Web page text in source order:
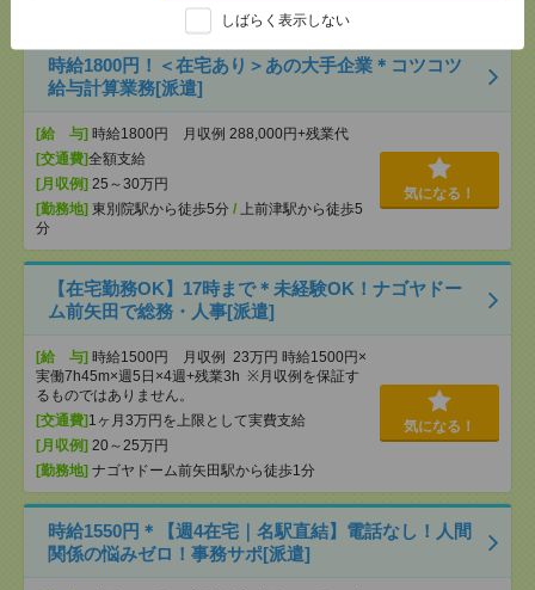
しばらく表示しない
高岳駅 /
時給1800円！＜在宅あり＞あの大手企業＊コツコツ
給与計算業務[派遣]
[給 与] 時給1800円 月収例 288,000円+残業代
[交通費]全額支給
[月収例] 25～30万円
[勤務地] 東別院駅から徒歩5分 / 上前津駅から徒歩5
分
気になる！
【在宅勤務OK】17時まで＊未経験OK！ナゴヤドー
ム前矢田で総務・人事[派遣]
[給 与] 時給1500円 月収例 23万円 時給1500円×
実働7h45m×週5日×4週+残業3h ※月収例を保証す
るものではありません。
[交通費] 1ヶ月3万円を上限として実費支給
[月収例] 20～25万円
[勤務地] ナゴヤドーム前矢田駅から徒歩1分
気になる！
時給1550円＊【週4在宅｜名駅直結】電話なし！人間
関係の悩みゼロ！事務サポ[派遣]